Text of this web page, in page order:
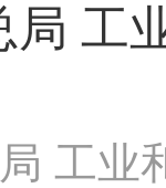
局 工
工业